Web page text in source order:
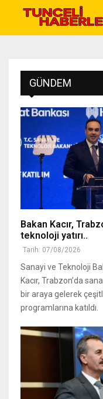
GÜNDEM
Bakan Kacır,
teknoloji yatırı..
Tarih: 07/08/2026
Sanayi ve Teknoloji
Kacır, Trabzon’da
bir araya gelerek
programlarına katıldı.